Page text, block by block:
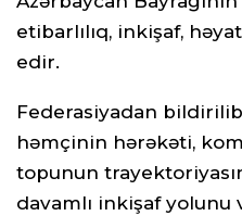
etibarlılıq, inkişaf,
edir.
Federasiyadan
həmçinin hərəkəti,
topunun
davamlı inkişaf